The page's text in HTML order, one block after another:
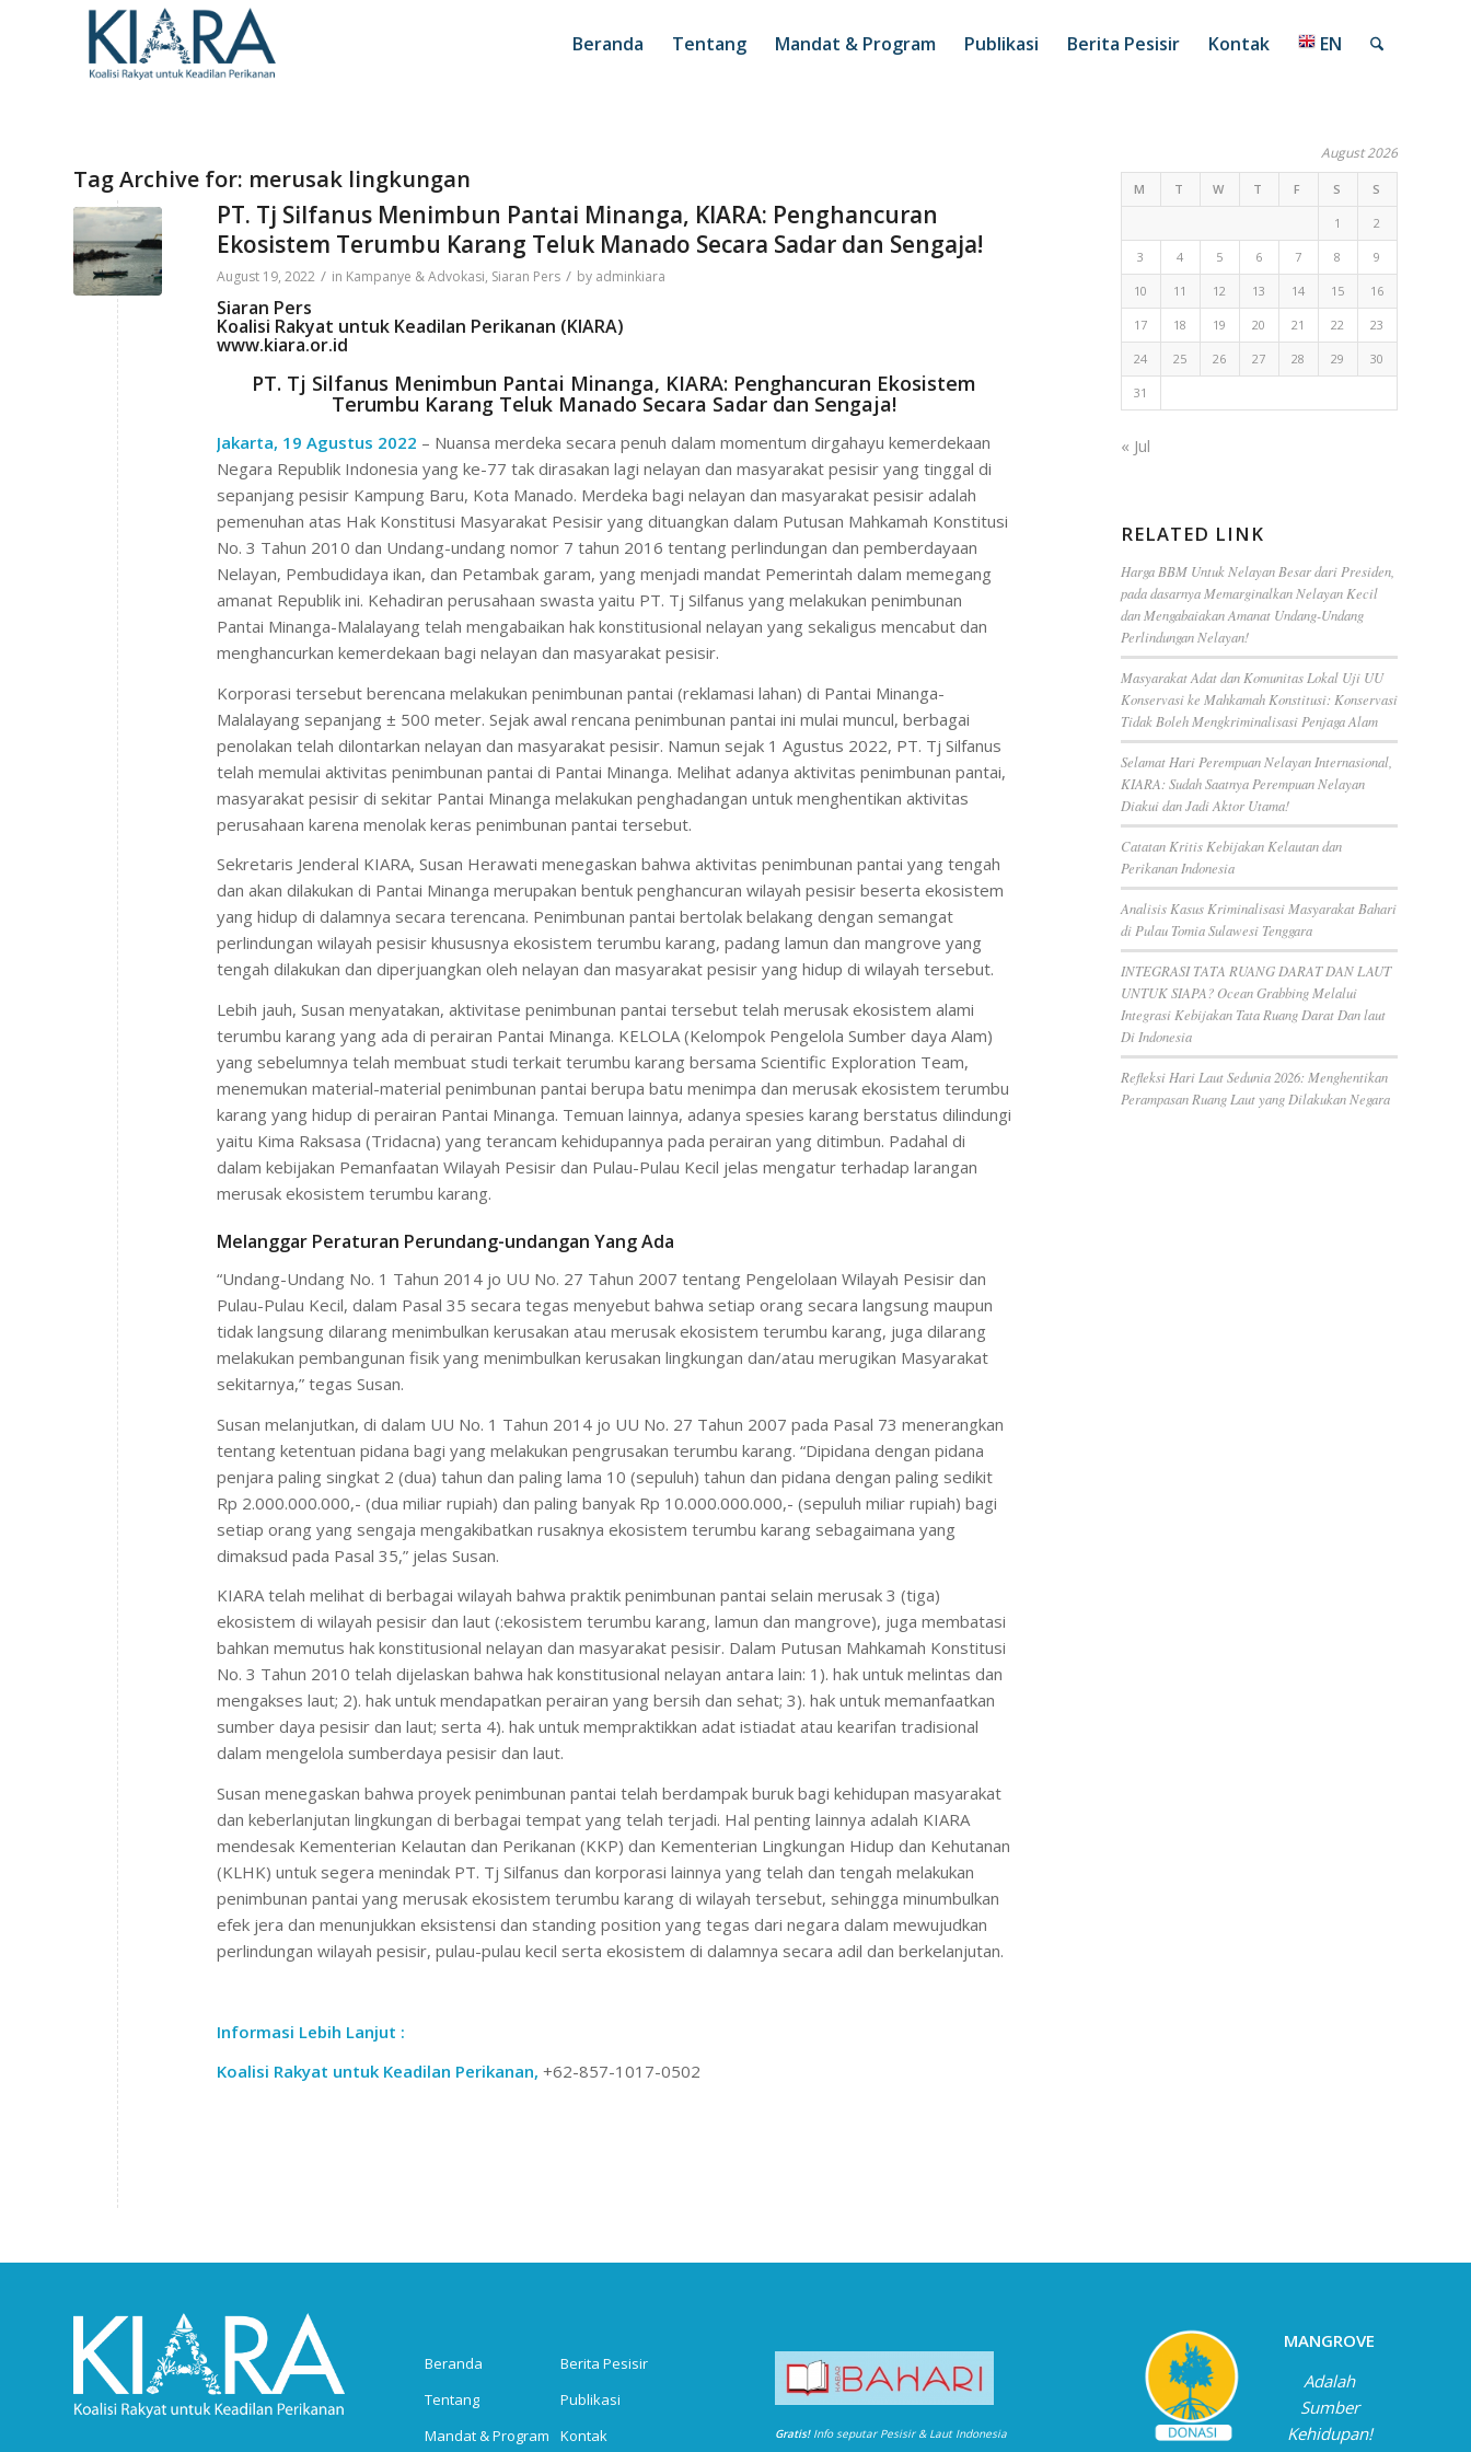
Beranda Tentang Mandat & Program Publikasi Berita Pesisir Kontak EN
Tag Archive for: merusak lingkungan
PT. Tj Silfanus Menimbun Pantai Minanga, KIARA: Penghancuran
Ekosistem Terumbu Karang Teluk Manado Secara Sadar dan Sengaja!
August 19, 2022 / in Kampanye & Advokasi, Siaran Pers / by adminkiara
Siaran Pers
Koalisi Rakyat untuk Keadilan Perikanan (KIARA)
www.kiara.or.id
PT. Tj Silfanus Menimbun Pantai Minanga, KIARA: Penghancuran Ekosistem
Terumbu Karang Teluk Manado Secara Sadar dan Sengaja!
Jakarta, 19 Agustus 2022 – Nuansa merdeka secara penuh dalam momentum dirgahayu kemerdekaan
Negara Republik Indonesia yang ke-77 tak dirasakan lagi nelayan dan masyarakat pesisir yang tinggal di
sepanjang pesisir Kampung Baru, Kota Manado. Merdeka bagi nelayan dan masyarakat pesisir adalah
pemenuhan atas Hak Konstitusi Masyarakat Pesisir yang dituangkan dalam Putusan Mahkamah Konstitusi
No. 3 Tahun 2010 dan Undang-undang nomor 7 tahun 2016 tentang perlindungan dan pemberdayaan
Nelayan, Pembudidaya ikan, dan Petambak garam, yang menjadi mandat Pemerintah dalam memegang
amanat Republik ini. Kehadiran perusahaan swasta yaitu PT. Tj Silfanus yang melakukan penimbunan
Pantai Minanga-Malalayang telah mengabaikan hak konstitusional nelayan yang sekaligus mencabut dan
menghancurkan kemerdekaan bagi nelayan dan masyarakat pesisir.
Korporasi tersebut berencana melakukan penimbunan pantai (reklamasi lahan) di Pantai Minanga-
Malalayang sepanjang ± 500 meter. Sejak awal rencana penimbunan pantai ini mulai muncul, berbagai
penolakan telah dilontarkan nelayan dan masyarakat pesisir. Namun sejak 1 Agustus 2022, PT. Tj Silfanus
telah memulai aktivitas penimbunan pantai di Pantai Minanga. Melihat adanya aktivitas penimbunan pantai,
masyarakat pesisir di sekitar Pantai Minanga melakukan penghadangan untuk menghentikan aktivitas
perusahaan karena menolak keras penimbunan pantai tersebut.
Sekretaris Jenderal KIARA, Susan Herawati menegaskan bahwa aktivitas penimbunan pantai yang tengah
dan akan dilakukan di Pantai Minanga merupakan bentuk penghancuran wilayah pesisir beserta ekosistem
yang hidup di dalamnya secara terencana. Penimbunan pantai bertolak belakang dengan semangat
perlindungan wilayah pesisir khususnya ekosistem terumbu karang, padang lamun dan mangrove yang
tengah dilakukan dan diperjuangkan oleh nelayan dan masyarakat pesisir yang hidup di wilayah tersebut.
Lebih jauh, Susan menyatakan, aktivitase penimbunan pantai tersebut telah merusak ekosistem alami
terumbu karang yang ada di perairan Pantai Minanga. KELOLA (Kelompok Pengelola Sumber daya Alam)
yang sebelumnya telah membuat studi terkait terumbu karang bersama Scientific Exploration Team,
menemukan material-material penimbunan pantai berupa batu menimpa dan merusak ekosistem terumbu
karang yang hidup di perairan Pantai Minanga. Temuan lainnya, adanya spesies karang berstatus dilindungi
yaitu Kima Raksasa (Tridacna) yang terancam kehidupannya pada perairan yang ditimbun. Padahal di
dalam kebijakan Pemanfaatan Wilayah Pesisir dan Pulau-Pulau Kecil jelas mengatur terhadap larangan
merusak ekosistem terumbu karang.
Melanggar Peraturan Perundang-undangan Yang Ada
“Undang-Undang No. 1 Tahun 2014 jo UU No. 27 Tahun 2007 tentang Pengelolaan Wilayah Pesisir dan
Pulau-Pulau Kecil, dalam Pasal 35 secara tegas menyebut bahwa setiap orang secara langsung maupun
tidak langsung dilarang menimbulkan kerusakan atau merusak ekosistem terumbu karang, juga dilarang
melakukan pembangunan fisik yang menimbulkan kerusakan lingkungan dan/atau merugikan Masyarakat
sekitarnya,” tegas Susan.
Susan melanjutkan, di dalam UU No. 1 Tahun 2014 jo UU No. 27 Tahun 2007 pada Pasal 73 menerangkan
tentang ketentuan pidana bagi yang melakukan pengrusakan terumbu karang. “Dipidana dengan pidana
penjara paling singkat 2 (dua) tahun dan paling lama 10 (sepuluh) tahun dan pidana dengan paling sedikit
Rp 2.000.000.000,- (dua miliar rupiah) dan paling banyak Rp 10.000.000.000,- (sepuluh miliar rupiah) bagi
setiap orang yang sengaja mengakibatkan rusaknya ekosistem terumbu karang sebagaimana yang
dimaksud pada Pasal 35,” jelas Susan.
KIARA telah melihat di berbagai wilayah bahwa praktik penimbunan pantai selain merusak 3 (tiga)
ekosistem di wilayah pesisir dan laut (:ekosistem terumbu karang, lamun dan mangrove), juga membatasi
bahkan memutus hak konstitusional nelayan dan masyarakat pesisir. Dalam Putusan Mahkamah Konstitusi
No. 3 Tahun 2010 telah dijelaskan bahwa hak konstitusional nelayan antara lain: 1). hak untuk melintas dan
mengakses laut; 2). hak untuk mendapatkan perairan yang bersih dan sehat; 3). hak untuk memanfaatkan
sumber daya pesisir dan laut; serta 4). hak untuk mempraktikkan adat istiadat atau kearifan tradisional
dalam mengelola sumberdaya pesisir dan laut.
Susan menegaskan bahwa proyek penimbunan pantai telah berdampak buruk bagi kehidupan masyarakat
dan keberlanjutan lingkungan di berbagai tempat yang telah terjadi. Hal penting lainnya adalah KIARA
mendesak Kementerian Kelautan dan Perikanan (KKP) dan Kementerian Lingkungan Hidup dan Kehutanan
(KLHK) untuk segera menindak PT. Tj Silfanus dan korporasi lainnya yang telah dan tengah melakukan
penimbunan pantai yang merusak ekosistem terumbu karang di wilayah tersebut, sehingga minumbulkan
efek jera dan menunjukkan eksistensi dan standing position yang tegas dari negara dalam mewujudkan
perlindungan wilayah pesisir, pulau-pulau kecil serta ekosistem di dalamnya secara adil dan berkelanjutan.
Informasi Lebih Lanjut :
Koalisi Rakyat untuk Keadilan Perikanan, +62-857-1017-0502
August 2026
M T W T F S S
1 2
3 4 5 6 7 8 9
10 11 12 13 14 15 16
17 18 19 20 21 22 23
24 25 26 27 28 29 30
31
« Jul
RELATED LINK
Harga BBM Untuk Nelayan Besar dari Presiden,
pada dasarnya Memarginalkan Nelayan Kecil
dan Mengabaiakan Amanat Undang-Undang
Perlindungan Nelayan!
Masyarakat Adat dan Komunitas Lokal Uji UU
Konservasi ke Mahkamah Konstitusi: Konservasi
Tidak Boleh Mengkriminalisasi Penjaga Alam
Selamat Hari Perempuan Nelayan Internasional,
KIARA: Sudah Saatnya Perempuan Nelayan
Diakui dan Jadi Aktor Utama!
Catatan Kritis Kebijakan Kelautan dan
Perikanan Indonesia
Analisis Kasus Kriminalisasi Masyarakat Bahari
di Pulau Tomia Sulawesi Tenggara
INTEGRASI TATA RUANG DARAT DAN LAUT
UNTUK SIAPA? Ocean Grabbing Melalui
Integrasi Kebijakan Tata Ruang Darat Dan laut
Di Indonesia
Refleksi Hari Laut Sedunia 2026: Menghentikan
Perampasan Ruang Laut yang Dilakukan Negara
Beranda
Tentang
Mandat & Program
Berita Pesisir
Publikasi
Kontak
Gratis! Info seputar Pesisir & Laut Indonesia
MANGROVE
Adalah
Sumber
Kehidupan!